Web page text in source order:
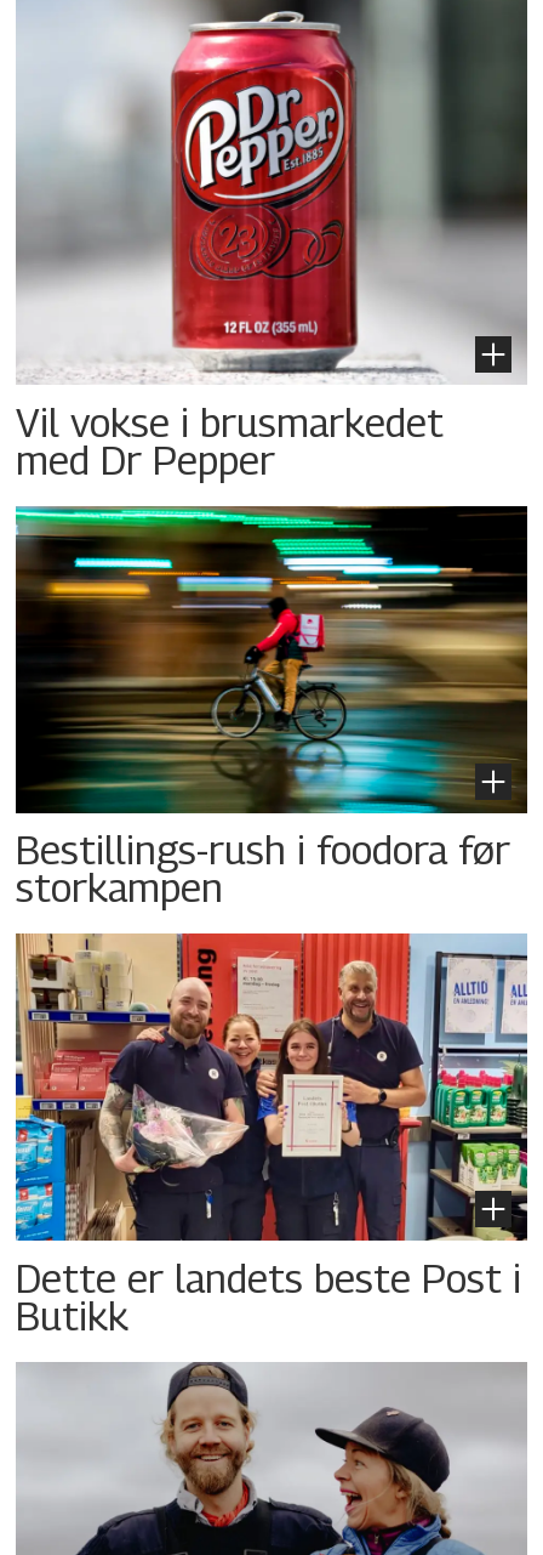
Vil vokse i brusmarkedet
med Dr Pepper
Bestillings-rush i foodora før
storkampen
Dette er landets beste Post i
Butikk